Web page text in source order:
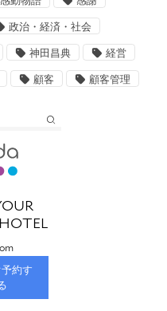
政治・経済・社会
神田昌典 経営
顧客 顧客管理